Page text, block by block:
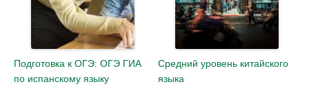
Подготовка к ОГЭ: ОГЭ ГИА
по испанскому языку
Средний уровень китайского
языка